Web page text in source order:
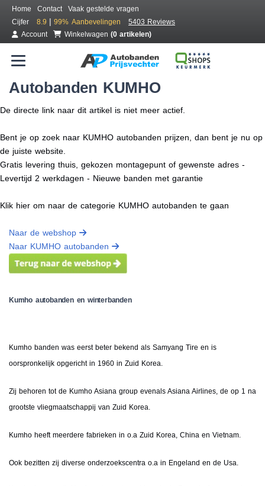
Home Contact
Vaak gestelde vragen
Cijfer
8.9 | 99% Aanbevelingen
5403 Reviews
Account
Winkelwagen (0 artikelen)
Autobanden KUMHO
De directe link naar dit artikel is niet meer actief.
Bent je op zoek naar KUMHO autobanden prijzen, dan bent je nu op
de juiste website.
Gratis levering thuis, gekozen montagepunt of gewenste adres -
Levertijd 2 werkdagen - Nieuwe banden met garantie
Klik hier om naar de categorie KUMHO autobanden te gaan
Naar de webshop
Naar KUMHO autobanden
Kumho autobanden en winterbanden
Kumho banden was eerst beter bekend als Samyang Tire en is
oorspronkelijk opgericht in 1960 in Zuid Korea.
Zij behoren tot de Kumho Asiana group evenals Asiana Airlines, de op 1 na
grootste vliegmaatschappij van Zuid Korea.
Kumho heeft meerdere fabrieken in o.a Zuid Korea, China en Vietnam.
Ook bezitten zij diverse onderzoekscentra o.a in Engeland en de Usa.